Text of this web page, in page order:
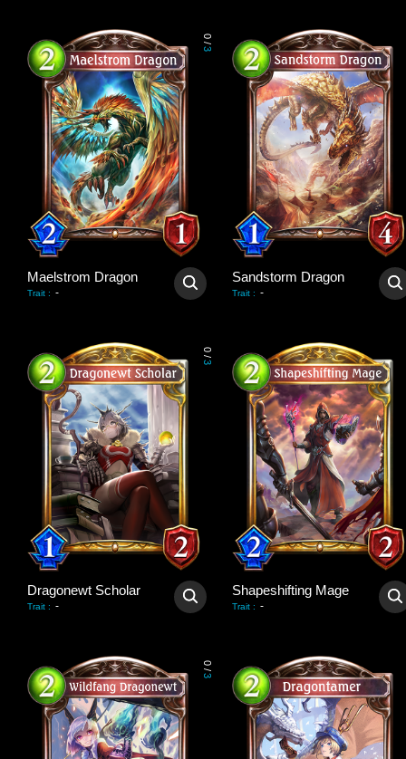
0
/
3
Maelstrom Dragon
Trait : -
Sandstorm Dragon
Trait : -
0
/
3
Dragonewt Scholar
Trait : -
Shapeshifting Mage
Trait : -
0
/
3